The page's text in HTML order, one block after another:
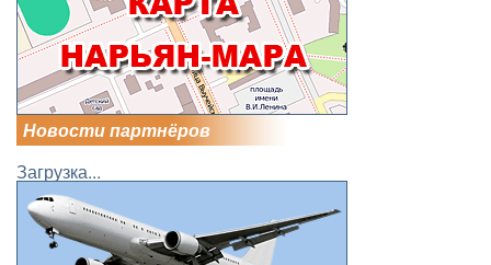
Новости партнёров
Загрузка...